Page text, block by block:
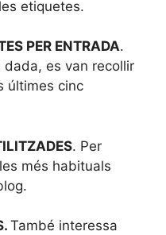
etiquetes.
PER ENTRADA.
es van recollir
últimes cinc
. Per
més habituals
També interessa